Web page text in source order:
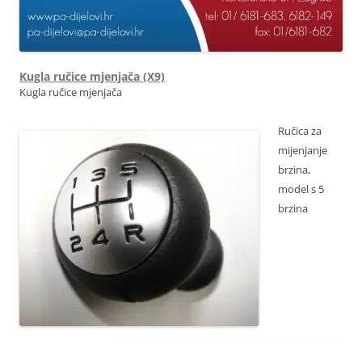
Kugla ručice mjenjača (X9)
Kugla ručice mjenjača
Ručica za
mijenjanje
brzina,
model s 5
brzina